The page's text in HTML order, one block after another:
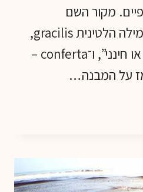
מקור השם
Gracilaria הוא מהמילה הלטינית gracilis,
שפירושה “עדין, דק או חינני”, ו־conferta –
על המבנה…